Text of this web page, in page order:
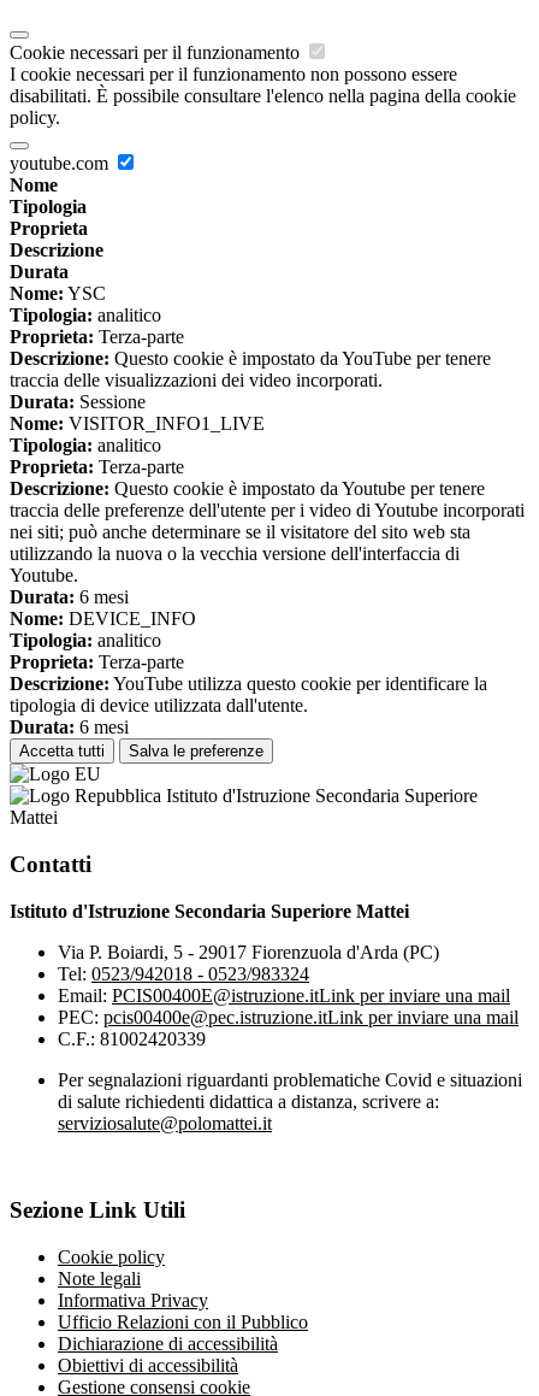
Cookie necessari per il funzionamento
I cookie necessari per il funzionamento non possono essere
disabilitati. È possibile consultare l'elenco nella pagina della cookie
policy.
youtube.com
Nome
Tipologia
Proprieta
Descrizione
Durata
Nome: YSC
Tipologia: analitico
Proprieta: Terza-parte
Descrizione: Questo cookie è impostato da YouTube per tenere
traccia delle visualizzazioni dei video incorporati.
Durata: Sessione
Nome: VISITOR_INFO1_LIVE
Tipologia: analitico
Proprieta: Terza-parte
Descrizione: Questo cookie è impostato da Youtube per tenere
traccia delle preferenze dell'utente per i video di Youtube incorporati
nei siti; può anche determinare se il visitatore del sito web sta
utilizzando la nuova o la vecchia versione dell'interfaccia di
Youtube.
Durata: 6 mesi
Nome: DEVICE_INFO
Tipologia: analitico
Proprieta: Terza-parte
Descrizione: YouTube utilizza questo cookie per identificare la
tipologia di device utilizzata dall'utente.
Durata: 6 mesi
Accetta tutti Salva le preferenze
Istituto d'Istruzione Secondaria Superiore
Mattei
Contatti
Istituto d'Istruzione Secondaria Superiore Mattei
Via P. Boiardi, 5 - 29017 Fiorenzuola d'Arda (PC)
Tel: 0523/942018 - 0523/983324
Email: PCIS00400E@istruzione.itLink per inviare una mail
PEC: pcis00400e@pec.istruzione.itLink per inviare una mail
C.F.: 81002420339
Per segnalazioni riguardanti problematiche Covid e situazioni
di salute richiedenti didattica a distanza, scrivere a:
serviziosalute@polomattei.it
Sezione Link Utili
Cookie policy
Note legali
Informativa Privacy
Ufficio Relazioni con il Pubblico
Dichiarazione di accessibilità
Obiettivi di accessibilità
Gestione consensi cookie